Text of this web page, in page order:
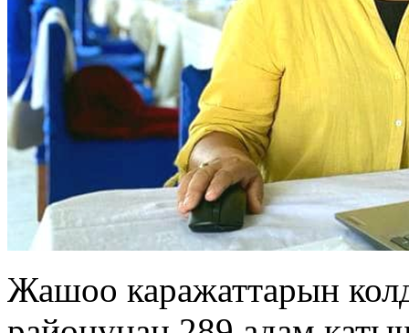
Жашоо каражаттарын